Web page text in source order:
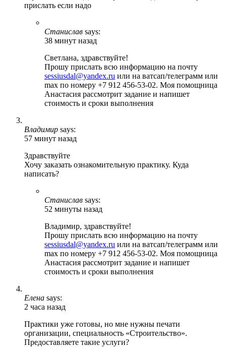
прислать если надо
Станислав says:
38 минут назад
Светлана, здравствуйте!
Прошу прислать всю информацию на почту
sessiusdal@yandex.ru или на ватсап/телеграмм или
max по номеру +7 912 456-53-02. Моя помощница
Анастасия рассмотрит задание и напишет
стоимость и сроки выполнения
Владимир says:
57 минут назад
Здравствуйте
Хочу заказать ознакомительную практику. Куда
написать?
Станислав says:
52 минуты назад
Владимир, здравствуйте!
Прошу прислать всю информацию на почту
sessiusdal@yandex.ru или на ватсап/телеграмм или
max по номеру +7 912 456-53-02. Моя помощница
Анастасия рассмотрит задание и напишет
стоимость и сроки выполнения
Елена says:
2 часа назад
Практики уже готовы, но мне нужны печати
организации, специальность «Строительство».
Предоставляете такие услуги?